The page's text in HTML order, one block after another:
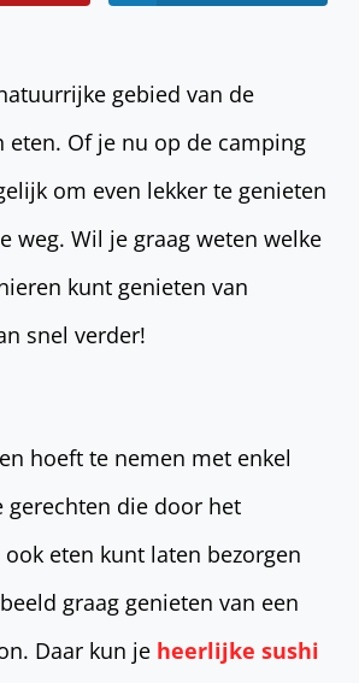
gebied van de
Of je nu op de camping
om even lekker te genieten
weg. Wil je graag weten welke
kunt genieten van
snel verder!
hoeft te nemen met enkel
gerechten die door het
eten kunt laten bezorgen
graag genieten van een
Daar kun je heerlijke sushi